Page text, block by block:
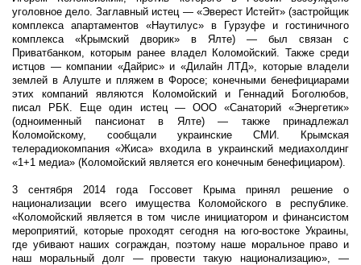
уголовное дело. Заглавный истец — «Эверест Истейт» (застройщик
комплекса апартаментов «Наутилус» в Гурзуфе и гостиничного
комплекса «Крымский дворик» в Ялте) — был связан с
Приватбанком, которым ранее владел Коломойский. Также среди
истцов — компании «Дайрис» и «Дилайн ЛТД», которые владели
землей в Алуште и пляжем в Форосе; конечными бенефициарами
этих компаний являются Коломойский и Геннадий Боголюбов,
писал РБК. Еще один истец — ООО «Санаторий «Энергетик»
(одноименный пансионат в Ялте) — также принадлежал
Коломойскому, сообщали украинские СМИ. Крымская
телерадиокомпания «Жиса» входила в украинский медиахолдинг
«1+1 медиа» (Коломойский является его конечным бенефициаром).
3 сентября 2014 года Госсовет Крыма принял решение о
национализации всего имущества Коломойского в республике.
«Коломойский является в том числе инициатором и финансистом
мероприятий, которые проходят сегодня на юго-востоке Украины,
где убивают наших сограждан, поэтому наше моральное право и
наш моральный долг — провести такую национализацию», —